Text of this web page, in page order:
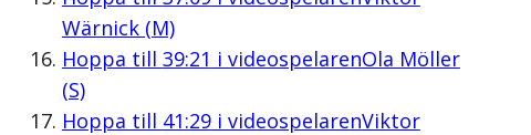
Wärnick (M)
Hoppa till 39:21 i videospelarenOla Möller
(S)
Hoppa till 41:29i videospelarenViktor